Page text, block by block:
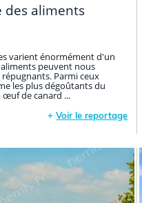
des aliments
varient énormément d'un
peuvent nous
Parmi ceux
les plus dégoûtants du
de canard ...
+Voir le reportage